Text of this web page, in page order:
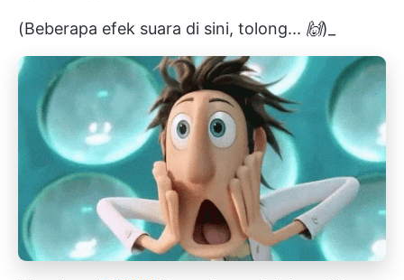
(Beberapa efek suara di sini, tolong... 🙌)_